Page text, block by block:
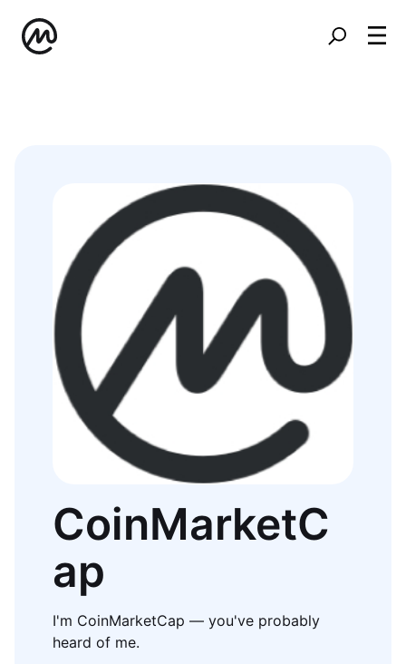
CoinMarketC
ap
I'm CoinMarketCap — you've probably
heard of me.